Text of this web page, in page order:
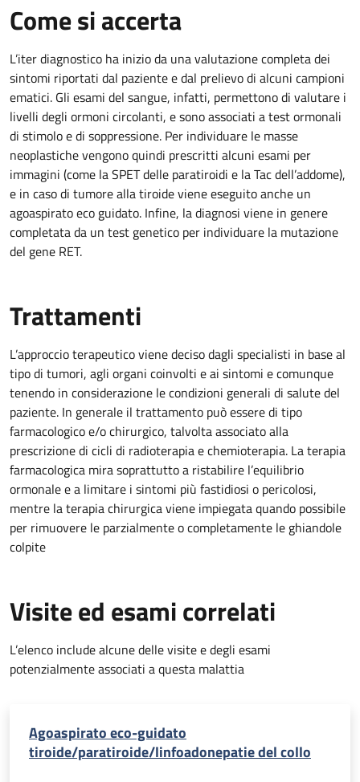
Come si accerta
L’iter diagnostico ha inizio da una valutazione completa dei
sintomi riportati dal paziente e dal prelievo di alcuni campioni
ematici. Gli esami del sangue, infatti, permettono di valutare i
livelli degli ormoni circolanti, e sono associati a test ormonali
di stimolo e di soppressione. Per individuare le masse
neoplastiche vengono quindi prescritti alcuni esami per
immagini (come la SPET delle paratiroidi e la Tac dell’addome),
e in caso di tumore alla tiroide viene eseguito anche un
agoaspirato eco guidato. Infine, la diagnosi viene in genere
completata da un test genetico per individuare la mutazione
del gene RET.
Trattamenti
L’approccio terapeutico viene deciso dagli specialisti in base al
tipo di tumori, agli organi coinvolti e ai sintomi e comunque
tenendo in considerazione le condizioni generali di salute del
paziente. In generale il trattamento può essere di tipo
farmacologico e/o chirurgico, talvolta associato alla
prescrizione di cicli di radioterapia e chemioterapia. La terapia
farmacologica mira soprattutto a ristabilire l’equilibrio
ormonale e a limitare i sintomi più fastidiosi o pericolosi,
mentre la terapia chirurgica viene impiegata quando possibile
per rimuovere le parzialmente o completamente le ghiandole
colpite
Visite ed esami correlati
L’elenco include alcune delle visite e degli esami
potenzialmente associati a questa malattia
Agoaspirato eco-guidato
tiroide/paratiroide/linfoadonepatie del collo